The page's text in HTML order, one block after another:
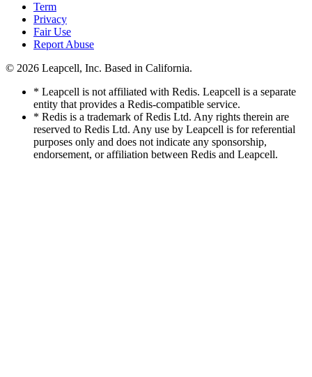
Term
Privacy
Fair Use
Report Abuse
© 2026 Leapcell, Inc. Based in California.
* Leapcell is not affiliated with Redis. Leapcell is a separate
entity that provides a Redis-compatible service.
* Redis is a trademark of Redis Ltd. Any rights therein are
reserved to Redis Ltd. Any use by Leapcell is for referential
purposes only and does not indicate any sponsorship,
endorsement, or affiliation between Redis and Leapcell.